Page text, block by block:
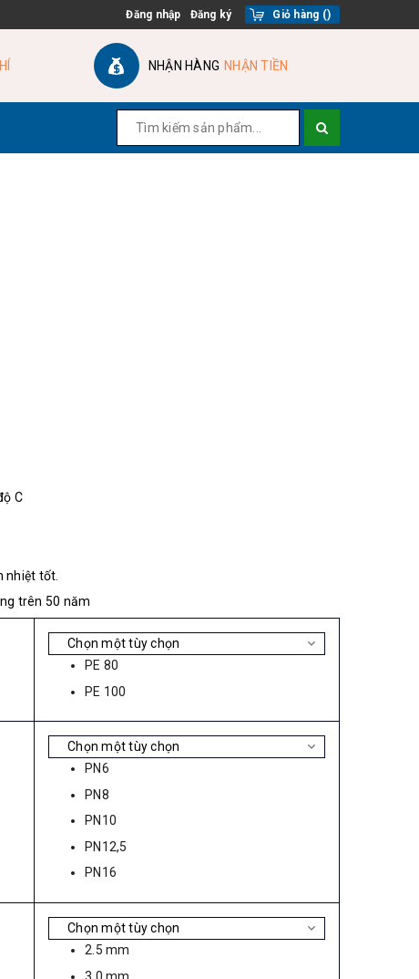
Đăng nhập Đăng ký Giỏ hàng ()
NHẬN HÀNG NHẬN TIỀN
C
nhiệt tốt.
trên 50 năm
PE 80
PE 100
PN6
PN8
PN10
PN12,5
PN16
2.5 mm
3.0 mm